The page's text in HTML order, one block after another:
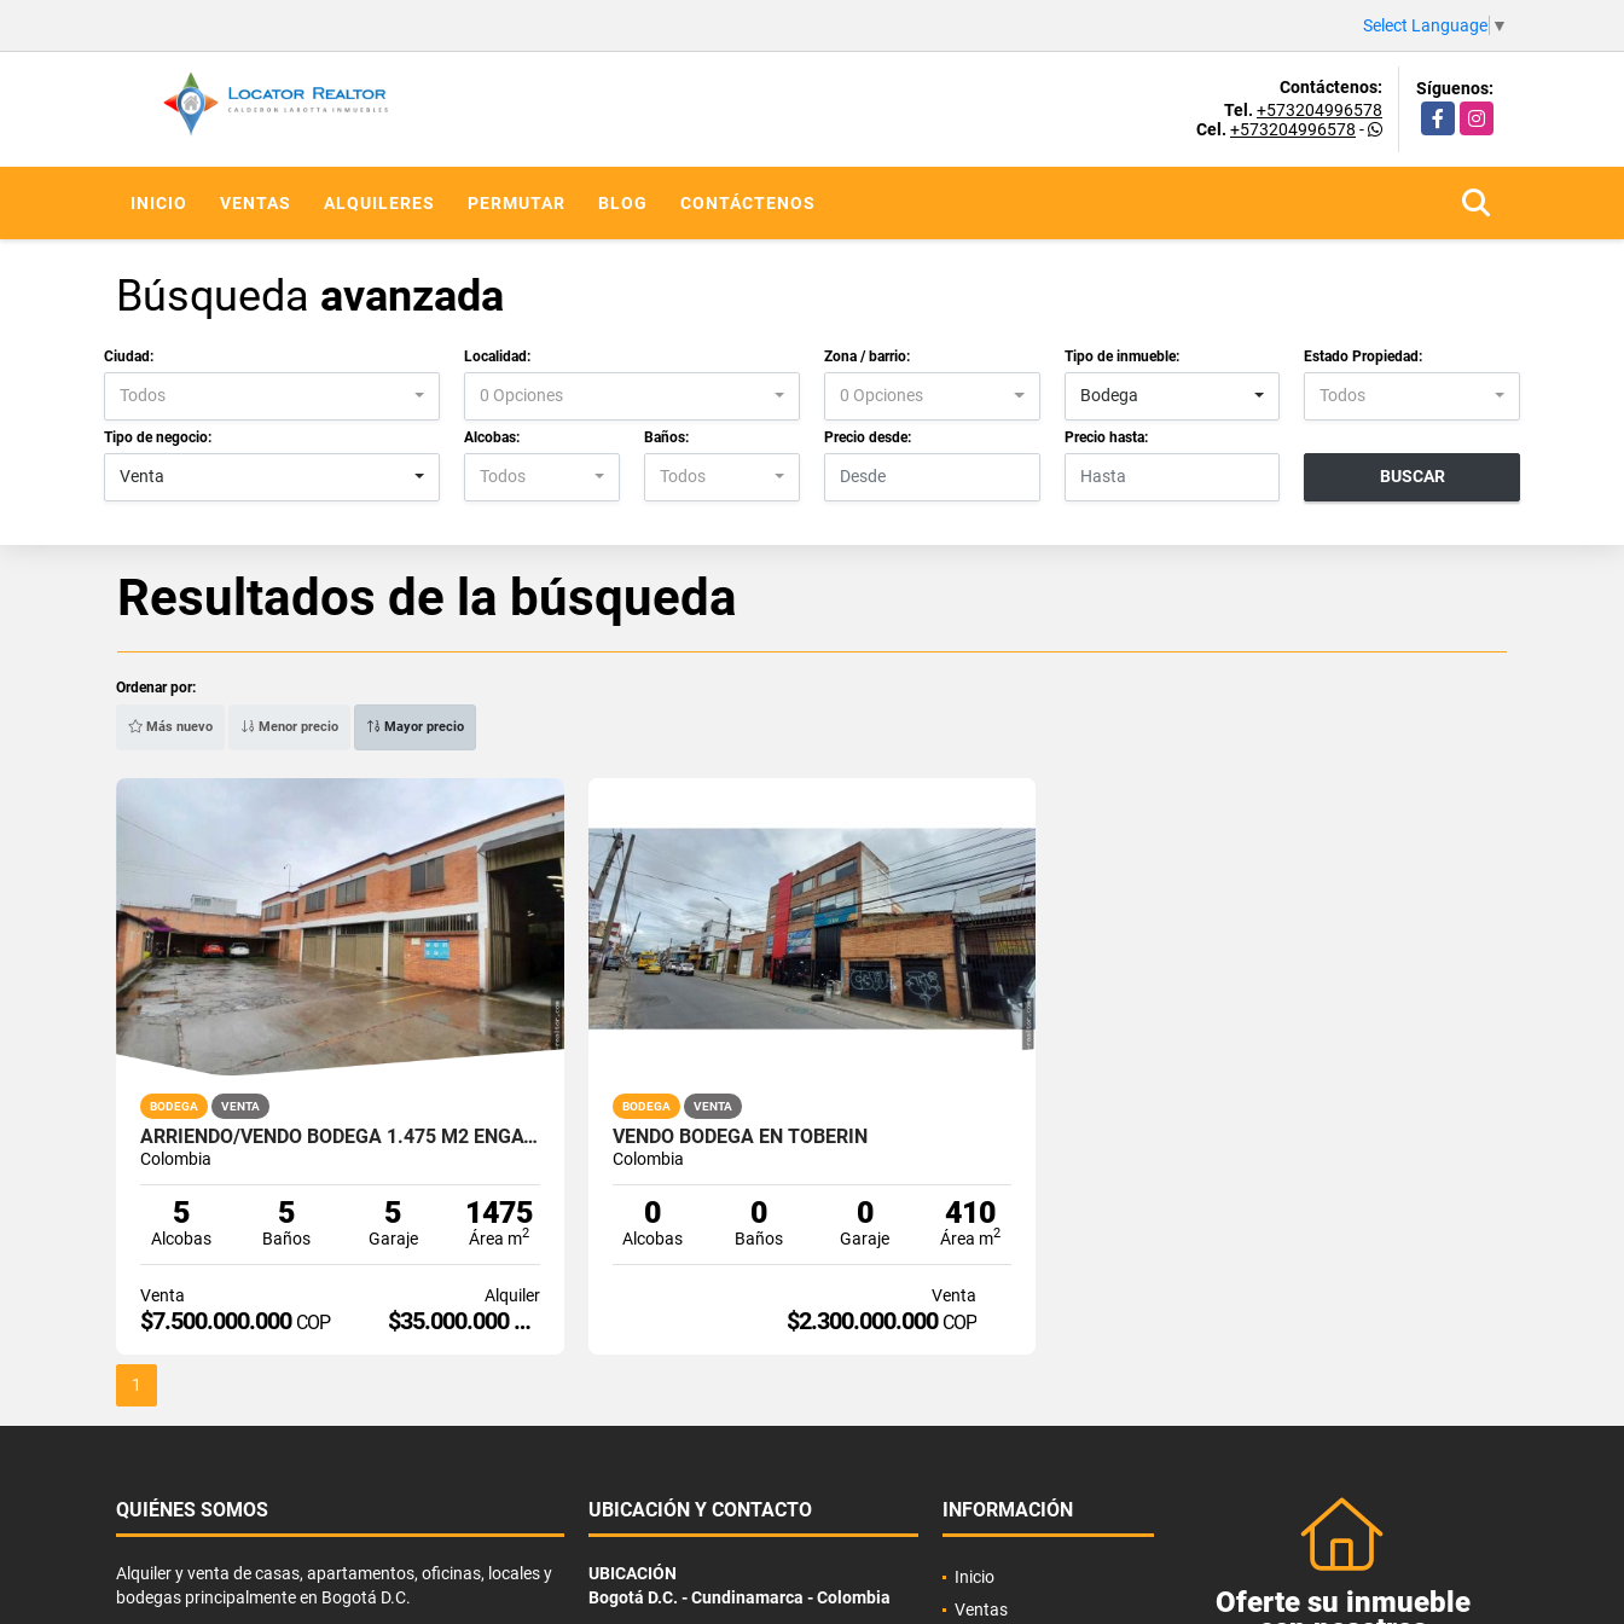
Select Language ▼
Contáctenos:
Tel. +573204996578
Cel. +573204996578 -
Síguenos:
FacebookInstagram
INICIO VENTAS ALQUILERES PERMUTAR BLOG CONTÁCTENOS
Búsqueda avanzada
Ciudad:
Todos
Localidad:
0 Opciones
Zona / barrio:
0 Opciones
Tipo de inmueble:
Bodega
Estado Propiedad:
Todos
Tipo de negocio:
Venta
Alcobas:
Todos
Baños:
Todos
Precio desde: Precio hasta:
BUSCAR
Resultados de la búsqueda
Ordenar por:
Más nuevo Menor precio Mayor precio
BODEGA VENTA
ARRIENDO/VENDO BODEGA 1.475 M2 ENGATIVÁ EN LOTE.1.774 M2
Colombia
5
Alcobas
5
Baños
5
Garaje
1475
Área m2
Venta
$7.500.000.000 COP
Alquiler
$35.000.000
COP
BODEGA VENTA
VENDO BODEGA EN TOBERIN
Colombia
0
Alcobas
0
Baños
0
Garaje
410
Área m2
Venta
$2.300.000.000 COP
1
QUIÉNES SOMOS
Alquiler y venta de casas, apartamentos, oficinas, locales y
bodegas principalmente en Bogotá D.C.
UBICACIÓN Y CONTACTO
UBICACIÓN
Bogotá D.C. - Cundinamarca - Colombia
INFORMACIÓN
Inicio
Ventas
Oferte su inmueble